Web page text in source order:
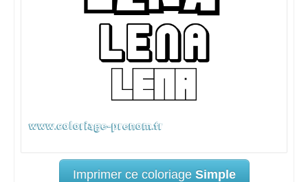
Imprimer ce coloriage Simple